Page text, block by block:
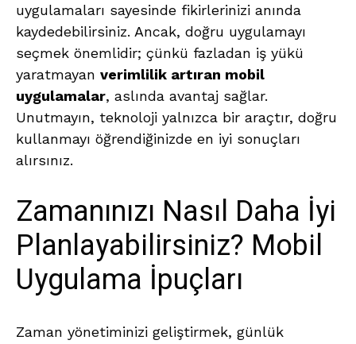
uygulamaları sayesinde fikirlerinizi anında
kaydedebilirsiniz. Ancak, doğru uygulamayı
seçmek önemlidir; çünkü fazladan iş yükü
yaratmayan verimlilik artıran mobil
uygulamalar, aslında avantaj sağlar.
Unutmayın, teknoloji yalnızca bir araçtır, doğru
kullanmayı öğrendiğinizde en iyi sonuçları
alırsınız.
Zamanınızı Nasıl Daha İyi
Planlayabilirsiniz? Mobil
Uygulama İpuçları
Zaman yönetiminizi geliştirmek, günlük